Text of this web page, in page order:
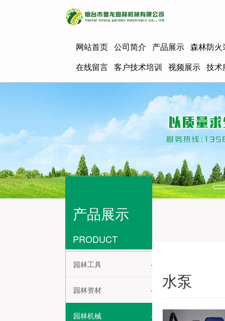
网站首页 公司简介 产品展示 森林防火
在线留言 客户技术培训 视频展示 技术
产品展示
PRODUCT
园林工具
园林资材
园林机械
水泵